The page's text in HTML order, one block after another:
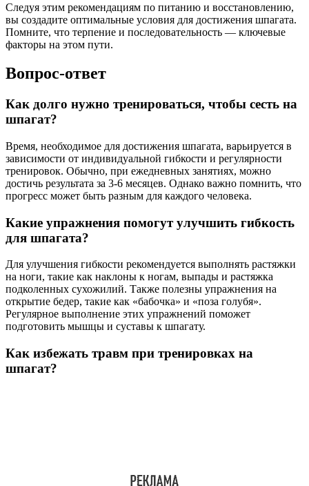
Следуя этим рекомендациям по питанию и восстановлению,
вы создадите оптимальные условия для достижения шпагата.
Помните, что терпение и последовательность — ключевые
факторы на этом пути.
Вопрос-ответ
Как долго нужно тренироваться, чтобы сесть на
шпагат?
Время, необходимое для достижения шпагата, варьируется в
зависимости от индивидуальной гибкости и регулярности
тренировок. Обычно, при ежедневных занятиях, можно
достичь результата за 3-6 месяцев. Однако важно помнить, что
прогресс может быть разным для каждого человека.
Какие упражнения помогут улучшить гибкость
для шпагата?
Для улучшения гибкости рекомендуется выполнять растяжки
на ноги, такие как наклоны к ногам, выпады и растяжка
подколенных сухожилий. Также полезны упражнения на
открытие бедер, такие как «бабочка» и «поза голубя».
Регулярное выполнение этих упражнений поможет
подготовить мышцы и суставы к шпагату.
Как избежать травм при тренировках на
шпагат?